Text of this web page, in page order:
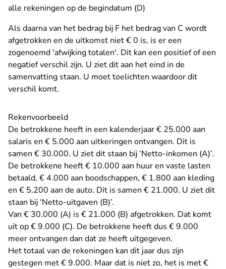
alle rekeningen op de begindatum (D)
Als daarna van het bedrag bij F het bedrag van C wordt
afgetrokken en de uitkomst niet € 0 is, is er een
zogenoemd 'afwijking totalen'. Dit kan een positief of een
negatief verschil zijn. U ziet dit aan het eind in de
samenvatting staan. U moet toelichten waardoor dit
verschil komt.
Rekenvoorbeeld
De betrokkene heeft in een kalenderjaar € 25.000 aan
salaris en € 5.000 aan uitkeringen ontvangen. Dit is
samen € 30.000. U ziet dit staan bij ‘Netto-inkomen (A)’.
De betrokkene heeft € 10.000 aan huur en vaste lasten
betaald, € 4.000 aan boodschappen, € 1.800 aan kleding
en € 5.200 aan de auto. Dit is samen € 21.000. U ziet dit
staan bij ‘Netto-uitgaven (B)’.
Van € 30.000 (A) is € 21.000 (B) afgetrokken. Dat komt
uit op € 9.000 (C). De betrokkene heeft dus € 9.000
meer ontvangen dan dat ze heeft uitgegeven.
Het totaal van de rekeningen kan dit jaar dus zijn
gestegen met € 9.000. Maar dat is niet zo, het is met €